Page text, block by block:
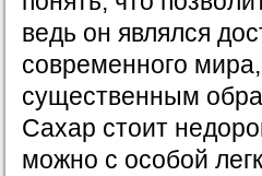
ведь он являлся
современного
существенным
Сахар стоит
можно с особой